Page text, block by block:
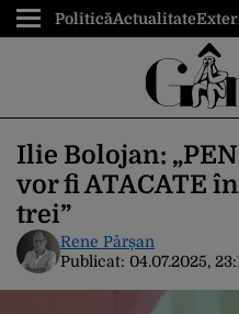
PoliticăActualitate
Ilie Bolojan:
vor fi ATACATE
trei”
Rene Pârșan
Publicat: 04.07.2025,